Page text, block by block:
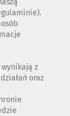
z
oraz